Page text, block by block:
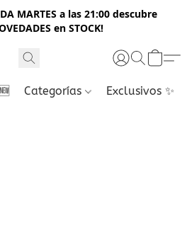
MARTES a las 21:00 descubre
en STOCK!
Categorías Exclusivos ✨